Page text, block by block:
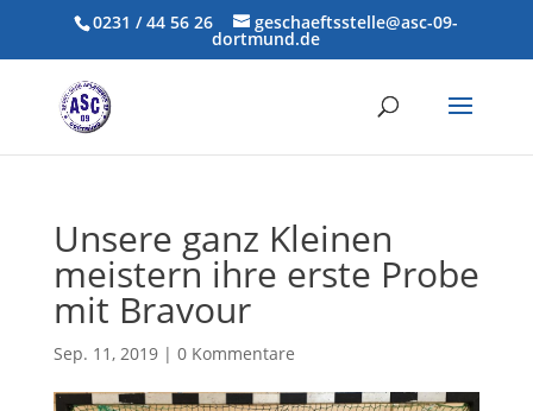
0231 / 44 56 26 geschaeftsstelle@asc-09-
dortmund.de
Unsere ganz Kleinen
meistern ihre erste Probe
mit Bravour
Sep. 11, 2019| 0 Kommentare